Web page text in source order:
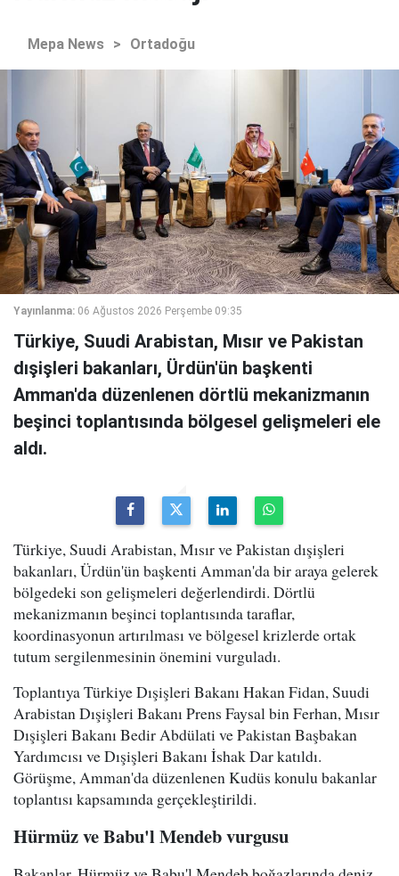
Mepa News > Ortadoğu
Yayınlanma: 06 Ağustos 2026 Perşembe 09:35
Türkiye, Suudi Arabistan, Mısır ve Pakistan
dışişleri bakanları, Ürdün'ün başkenti
Amman'da düzenlenen dörtlü mekanizmanın
beşinci toplantısında bölgesel gelişmeleri ele
aldı.
Türkiye, Suudi Arabistan, Mısır ve Pakistan dışişleri
bakanları, Ürdün'ün başkenti Amman'da bir araya gelerek
bölgedeki son gelişmeleri değerlendirdi. Dörtlü
mekanizmanın beşinci toplantısında taraflar,
koordinasyonun artırılması ve bölgesel krizlerde ortak
tutum sergilenmesinin önemini vurguladı.
Toplantıya Türkiye Dışişleri Bakanı Hakan Fidan, Suudi
Arabistan Dışişleri Bakanı Prens Faysal bin Ferhan, Mısır
Dışişleri Bakanı Bedir Abdülati ve Pakistan Başbakan
Yardımcısı ve Dışişleri Bakanı İshak Dar katıldı.
Görüşme, Amman'da düzenlenen Kudüs konulu bakanlar
toplantısı kapsamında gerçekleştirildi.
Hürmüz ve Babu'l Mendeb vurgusu